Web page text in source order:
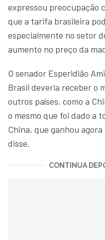
expressou preocupação
que a tarifa brasileira
especialmente no setor
aumento no preço da
O senador Esperidião
Brasil deveria receber o
outros países, como a
o mesmo que foi dado a
China, que ganhou
disse.
CONTINUA